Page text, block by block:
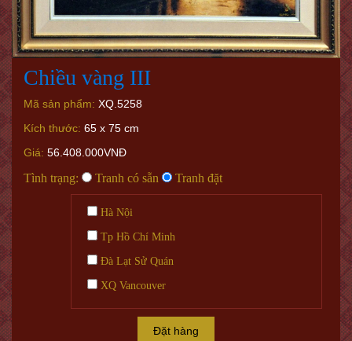
Chiều vàng III
Mã sản phẩm: XQ.5258
Kích thước: 65 x 75 cm
Giá: 56.408.000VNĐ
Tình trạng: Tranh có sẵn Tranh đặt
Hà Nội
Tp Hồ Chí Minh
Đà Lạt Sử Quán
XQ Vancouver
Đặt hàng